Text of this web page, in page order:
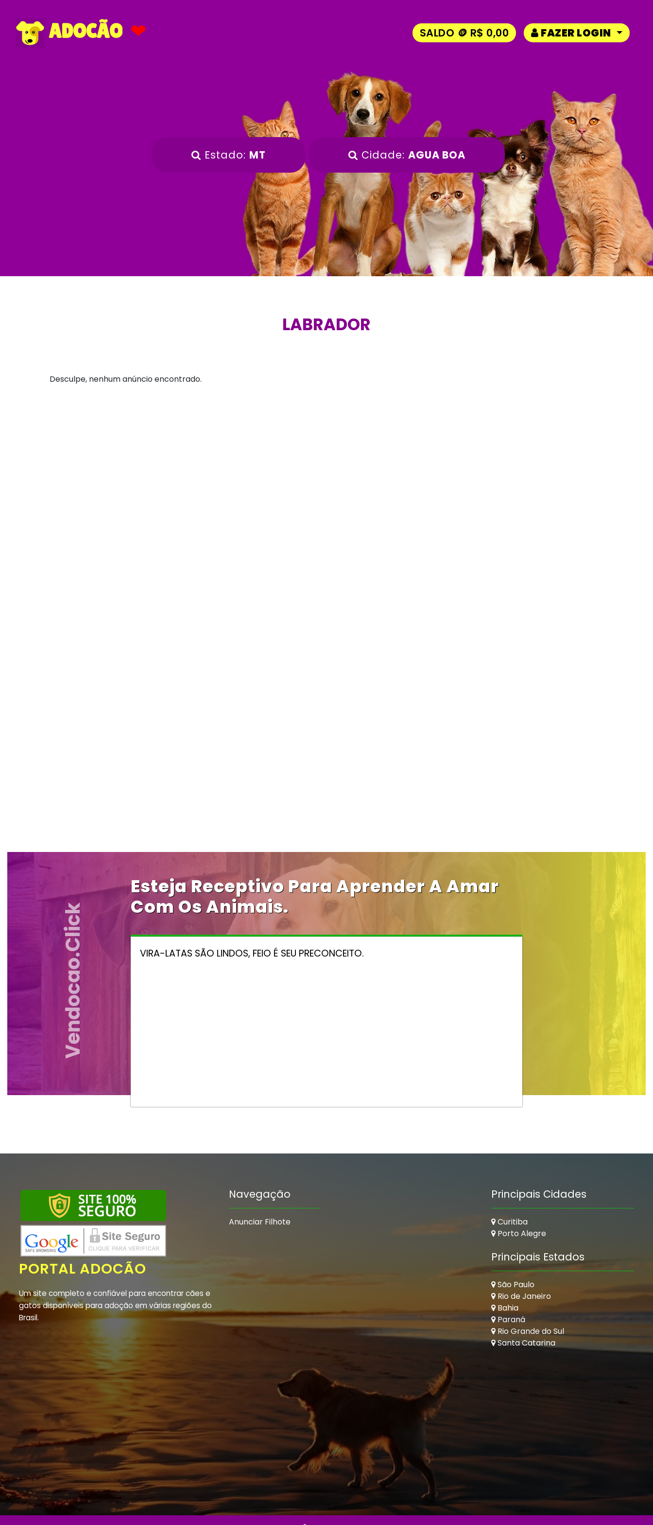
ADOCÃO ❤ SALDO 🪙 R$ 0,00 FAZER LOGIN
Estado: MT Cidade: AGUA BOA
LABRADOR
Desculpe, nenhum anúncio encontrado.
Vendocao.click
Esteja Receptivo Para Aprender A Amar
Com Os Animais.
VIRA-LATAS SÃO LINDOS, FEIO É SEU PRECONCEITO.
PORTAL ADOCÃO
Um site completo e confiável para encontrar cães e
gatos disponíveis para adoção em várias regiões do
Brasil.
Navegação
Anunciar Filhote
Principais Cidades
Curitiba
Porto Alegre
Principais Estados
São Paulo
Rio de Janeiro
Bahia
Paraná
Rio Grande do Sul
Santa Catarina